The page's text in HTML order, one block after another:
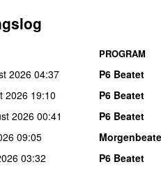
PROGRAM
2026 04:37
P6 Beatet
2026 19:10
P6 Beatet
202600:41
P6 Beatet
09:05
03:32
P6 Beatet